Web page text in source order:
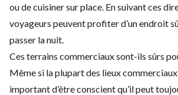
ou de cuisiner sur place. En suivant ces
voyageurs peuvent profiter d’un endroit
passer la nuit.
Ces terrains commerciaux sont-ils sûrs
Même si la plupart des lieux
important d’être conscient qu’il peut